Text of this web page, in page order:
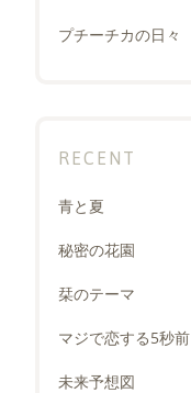
プチーチカの日々
RECENT
青と夏
秘密の花園
栞のテーマ
マジで恋する5秒前
未来予想図